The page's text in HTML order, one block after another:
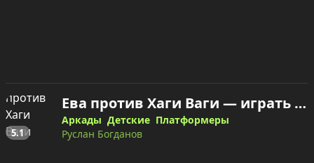
5.1
Ева против Хаги Ваги — играть онлайн
Аркады Детские Платформеры
Руслан Богданов